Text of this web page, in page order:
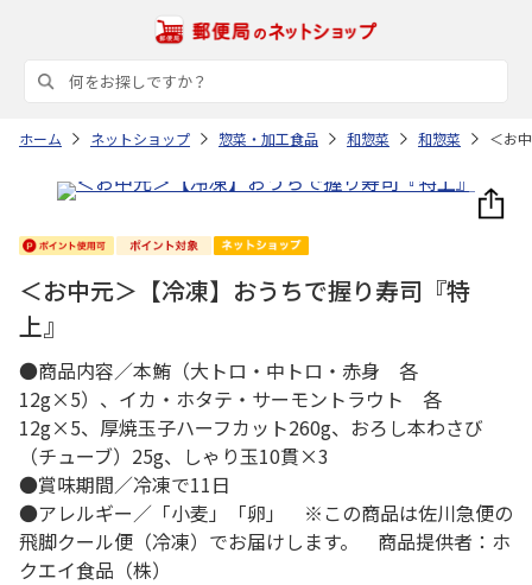
ホーム ネットショップ 惣菜・加工食品 和惣菜 和惣菜 ＜お
＜お中元＞【冷凍】おうちで握り寿司『特
上』
●商品内容／本鮪（大トロ・中トロ・赤身 各
12g×5）、イカ・ホタテ・サーモントラウト 各
12g×5、厚焼玉子ハーフカット260g、おろし本わさび
（チューブ）25g、しゃり玉10貫×3
●賞味期間／冷凍で11日
●アレルギー／「小麦」「卵」 ※この商品は佐川急便の
飛脚クール便（冷凍）でお届けします。 商品提供者：ホ
クエイ食品（株）